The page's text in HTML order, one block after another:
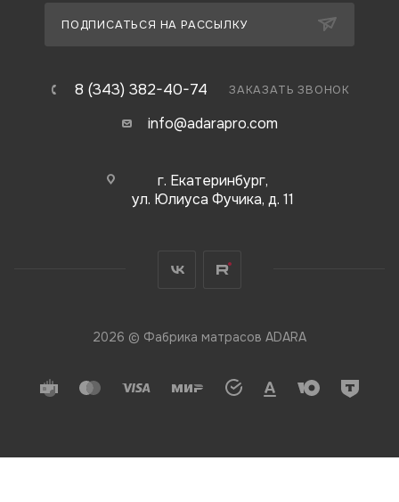
ПОДПИСАТЬСЯ НА РАССЫЛКУ
8 (343) 382-40-74 ЗАКАЗАТЬ ЗВОНОК
info@adarapro.com
г. Екатеринбург,
ул. Юлиуса Фучика, д. 11
2026 © Фабрика матрасов ADARA